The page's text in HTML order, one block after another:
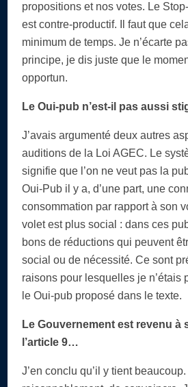
propositions et nos votes. Le
est contre-productif. Il faut que
minimum de temps. Je n’écarte
principe, je dis juste que le
opportun.
Le Oui-pub n’est-il pas aussi
J’avais argumenté deux autres
auditions de la Loi AGEC. Le
signifie que l’on ne veut pas la
Oui-Pub il y a, d’une part, une
consommation par rapport à son
volet est plus social : dans ces
bons de réductions qui peuvent
social ou de nécessité. Ce sont
raisons pour lesquelles je n’étais
le Oui-pub proposé dans le texte.
Le Gouvernement est revenu à
l’article 9…
J’en conclu qu’il y tient beaucoup.